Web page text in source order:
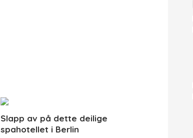
Slapp av på dette deilige
spahotellet i Berlin